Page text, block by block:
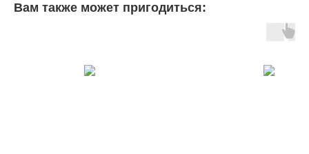
Вам также может пригодиться: